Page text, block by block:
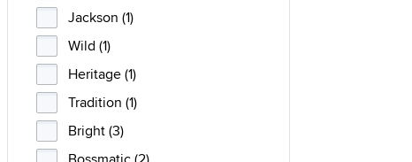
Jackson (1)
Wild (1)
Heritage (1)
Tradition (1)
Bright (3)